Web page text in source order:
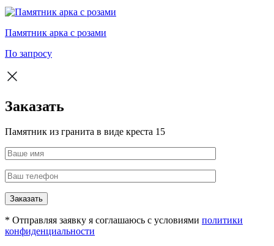
Памятник арка с розами
По запросу
Заказать
Памятник из гранита в виде креста 15
Заказать
* Отправляя заявку я соглашаюсь с условиями политики
конфиденциальности